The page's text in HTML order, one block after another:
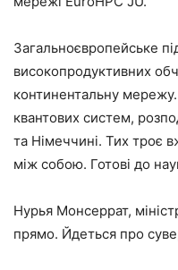
Загальноєвропейське
високопродуктивних
континентальну
квантових систем,
та Німеччині. Тих троє
між собою. Готові до
Нурья Монсеррат,
прямо. Йдеться про